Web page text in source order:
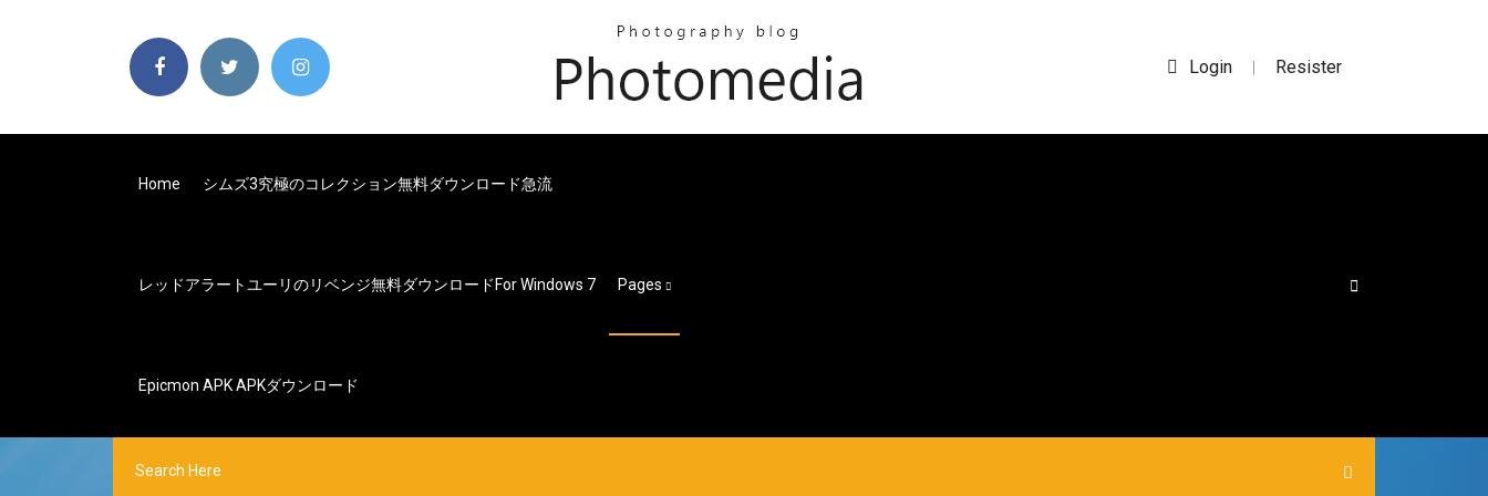
Login | Resister
Home シムズ3究極のコレクション無料ダウンロード急流
レッドアラートユーリのリベンジ無料ダウンロードfor Windows 7 Pages
Epicmon APK APKダウンロード